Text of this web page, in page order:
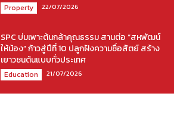
Property 22/07/2026
SPC บ่มเพาะต้นกล้าคุณธรรม สานต่อ “สหพัฒน์
ให้น้อง” ก้าวสู่ปีที่ 10 ปลูกฝังความซื่อสัตย์ สร้าง
เยาวชนต้นแบบทั่วประเทศ
Education 21/07/2026